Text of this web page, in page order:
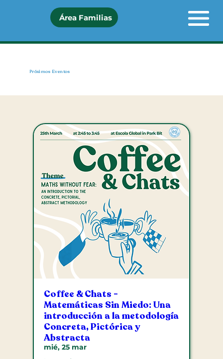
Área Familias
Próximos Eventos
Coffee & Chats -
Matemáticas Sin Miedo: Una
introducción a la metodología
Concreta, Pictórica y
Abstracta
mié, 25 mar